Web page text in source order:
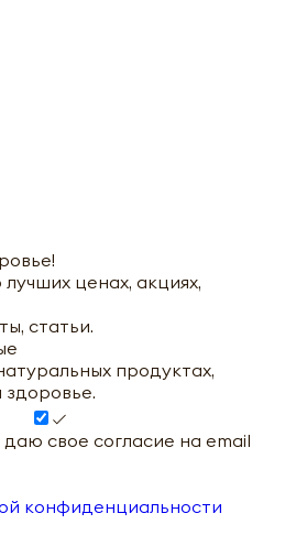
ценах, акциях,
статьи.
продуктах,
здоровье.
свое согласие на email
конфиденциальности